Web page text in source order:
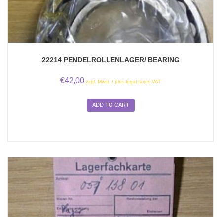
22214 PENDELROLLENLAGER/ BEARING
€42,00 zzgl. Mwst. / plus legal taxes VAT
ADD TO CART